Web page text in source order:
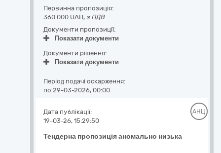
Первинна пропозиція:
360 000 UAH, з ПДВ
Документи пропозиції:
Показати документи
Документи рішення:
Показати документи
Період подачі оскарження:
по 29-03-2026, 00:00
Тендерна пропозиція аномально низька
Дата публікації:
19-03-26, 15:29:50
АНЦ